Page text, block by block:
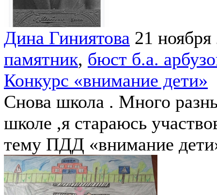
Дина Гиниятова 21 ноября
памятник, бюст б.а.
Конкурс «внимание дети»
Снова школа . Много
школе ,я стараюсь
тему ПДД «внимание